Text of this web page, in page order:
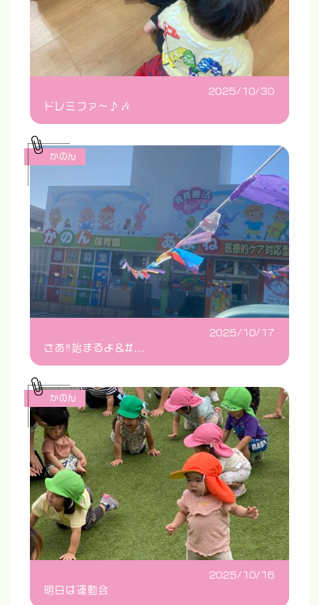
2025/10/30
ドレミファ〜♪🎶
2025/10/17
さあ‼️始まるよ&#...
かのん
2025/10/16
明日は運動会
かのん